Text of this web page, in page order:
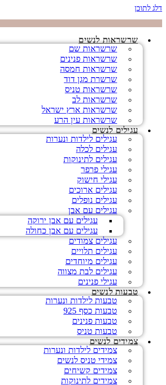
דלג לתוכן
שרשראות לנשים
שרשראות שם
שרשראות פנינים
שרשראות חמסה
שרשרת מגן דוד
שרשראות טניס
שרשראות לב
שרשראות ארץ ישראל
שרשראות עין הרע
עגילים לנשים
עגילים לילדות ונערות
עגילים לכלה
עגילים לתינוקות
עגילי פרפר
עגילי חישוק
עגילים ארוכים
עגילים נופלים
עגילים עם אבן
עגילים עם אבן ירוקה
עגילים עם אבן כחולה
עגילים צמודים
עגילים תלויים
עגילים מיוחדים
עגילים לבת מצווה
עגילי פנינים
טבעות לנשים
טבעות לילדות ונערות
טבעות כסף 925
טבעות פנינים
טבעות טניס
צמידים לנשים
צמידים לילדות ונערות
צמידי טניס לנשים
צמידים קשיחים
צמידים לתינוקות